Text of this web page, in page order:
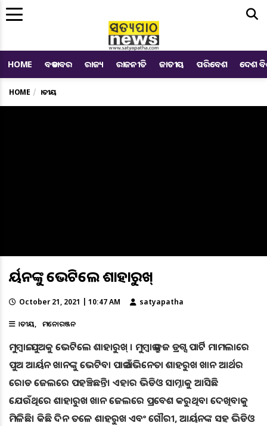
HOME ବଡ ଖବର ରାଜ୍ୟ ରାଜନୀତି ଜାତୀୟ ପରିବେଶ ଦେଶ
HOME ଜାତୀୟ
ଆର୍ୟନଙ୍କୁ ଭେଟିଲେ ଶାହାରୁଖ୍
October 21, 2021 | 10:47 AM satyapatha
ଜାତୀୟ ମନୋରଞ୍ଜନ
ମୁମ୍ବାଇ: ପୁଅକୁ ଭେଟିଲେ ଶାହାରୁଖ୍ । ମୁମ୍ବାଇ କ୍ରୁଜ ଡ୍ରଗ୍ସ ପାର୍ଟି ମାମଲାରେ
ପୁଅ ଆର୍ୟନ ଖାନଙ୍କୁ ଭେଟିବା ପାଇଁ ଅଭିନେତା ଶାହରୁଖ ଖାନ ଆର୍ଥର
ରୋଡ ଜେଲରେ ପହଞ୍ଚିଛନ୍ତି। ଏହାର ଭିଡିଓ ସାମ୍ନାକୁ ଆସିଛି
ଯେଉଁଥିରେ ଶାହାରୁଖ ଖାନ ଜେଲରେ ପ୍ରବେଶ କରୁଥିବା ଦେଖିବାକୁ
ମିଳିଛି। କିଛି ଦିନ ତଳେ ଶାହରୁଖ ଏବଂ ଗୌରୀ, ଆର୍ୟନଙ୍କ ସହ ଭିଡିଓ